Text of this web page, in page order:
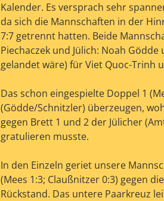
Kalender. Es versprach sehr
da sich die Mannschaften in der
7:7 getrennt hatten. Beide
Piechaczek und Jülich: Noah
gelandet wäre) für Viet Quoc-Trinh
Das schon eingespielte Doppel 1
(Gödde/Schnitzler) überzeugen,
gegen Brett 1 und 2 der Jülicher
gratulieren musste.
In den Einzeln geriet unsere
(Mees 1:3; Claußnitzer 0:3) gegen
Rückstand. Das untere Paarkreuz